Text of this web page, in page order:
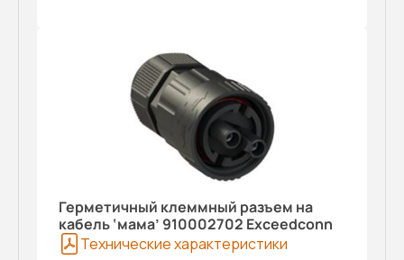
Герметичный клеммный разъем на
кабель ‘мама’ 910002702 Exceedconn
Технические характеристики